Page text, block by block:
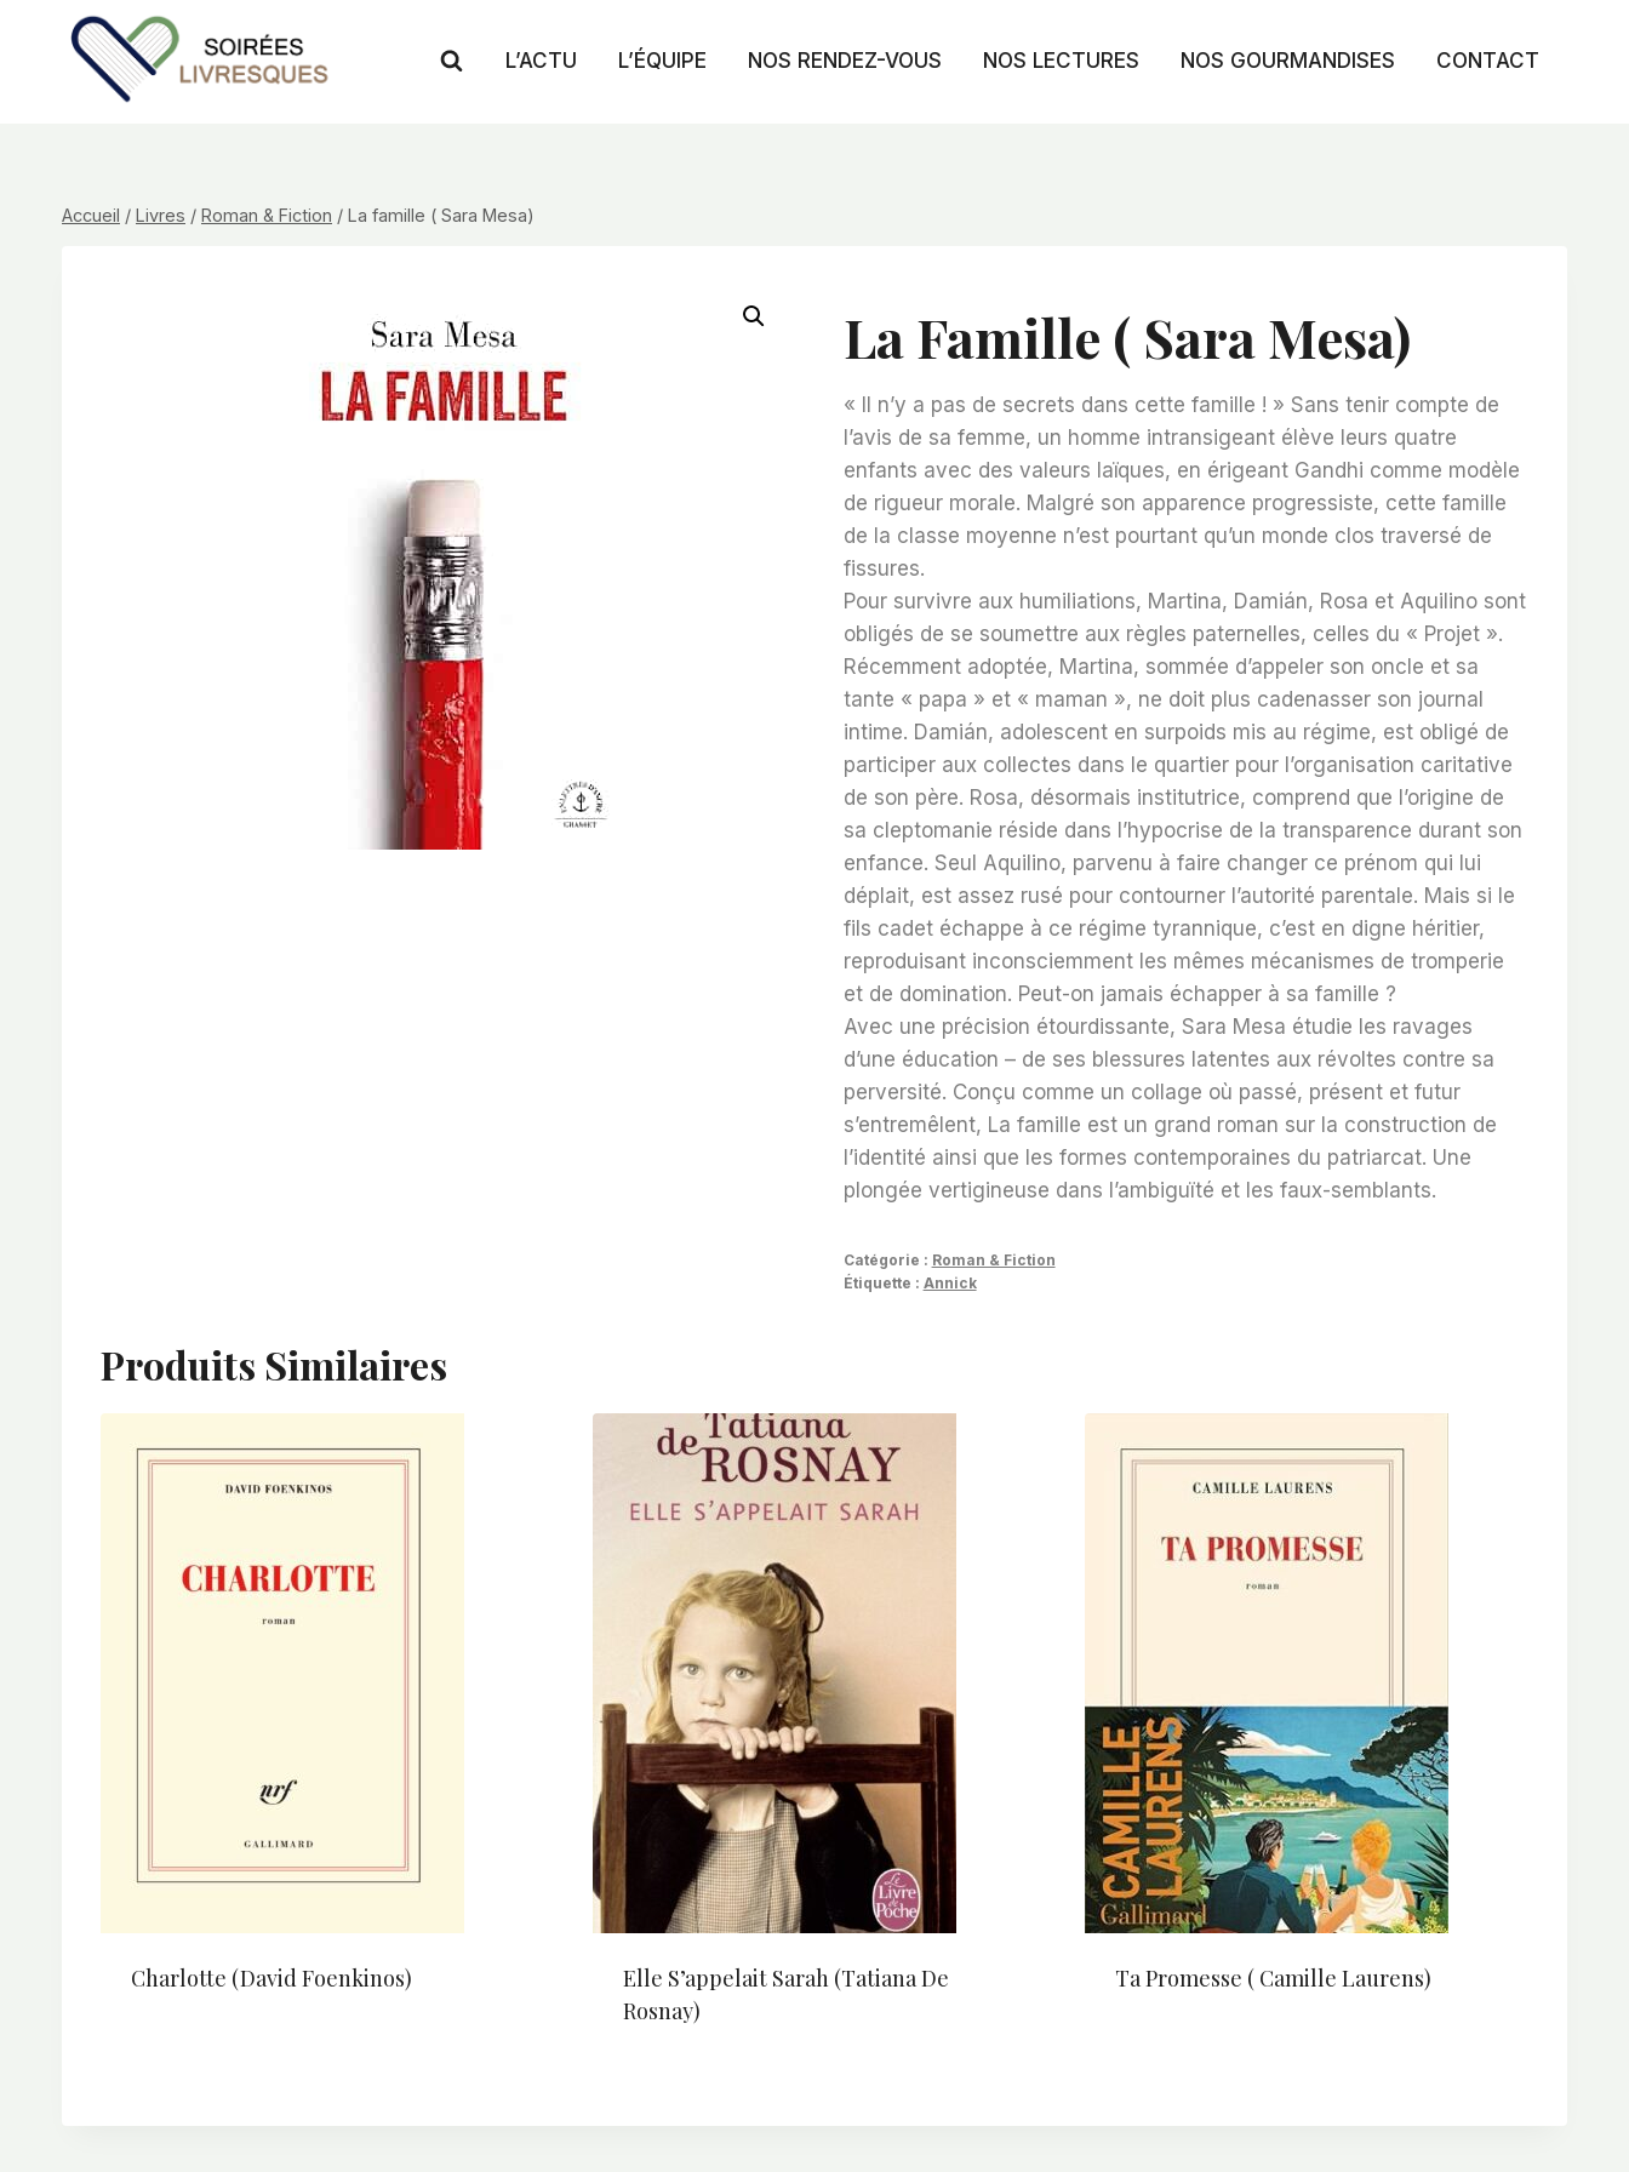
L’ACTU L’ÉQUIPE NOS RENDEZ-VOUS NOS LECTURES NOS GOURMANDISES CONTACT
Accueil / Livres / Roman & Fiction / La famille ( Sara Mesa)
La Famille ( Sara Mesa)
« Il n’y a pas de secrets dans cette famille ! » Sans tenir compte de
l’avis de sa femme, un homme intransigeant élève leurs quatre
enfants avec des valeurs laïques, en érigeant Gandhi comme modèle
de rigueur morale. Malgré son apparence progressiste, cette famille
de la classe moyenne n’est pourtant qu’un monde clos traversé de
fissures.
Pour survivre aux humiliations, Martina, Damián, Rosa et Aquilino sont
obligés de se soumettre aux règles paternelles, celles du « Projet ».
Récemment adoptée, Martina, sommée d’appeler son oncle et sa
tante « papa » et « maman », ne doit plus cadenasser son journal
intime. Damián, adolescent en surpoids mis au régime, est obligé de
participer aux collectes dans le quartier pour l’organisation caritative
de son père. Rosa, désormais institutrice, comprend que l’origine de
sa cleptomanie réside dans l’hypocrise de la transparence durant son
enfance. Seul Aquilino, parvenu à faire changer ce prénom qui lui
déplait, est assez rusé pour contourner l’autorité parentale. Mais si le
fils cadet échappe à ce régime tyrannique, c’est en digne héritier,
reproduisant inconsciemment les mêmes mécanismes de tromperie
et de domination. Peut-on jamais échapper à sa famille ?
Avec une précision étourdissante, Sara Mesa étudie les ravages
d’une éducation – de ses blessures latentes aux révoltes contre sa
perversité. Conçu comme un collage où passé, présent et futur
s’entremêlent, La famille est un grand roman sur la construction de
l’identité ainsi que les formes contemporaines du patriarcat. Une
plongée vertigineuse dans l’ambiguïté et les faux-semblants.
Catégorie : Roman & Fiction
Étiquette : Annick
Produits Similaires
Charlotte (David Foenkinos)
Elle S’appelait Sarah (Tatiana De
Rosnay)
Ta Promesse ( Camille Laurens)